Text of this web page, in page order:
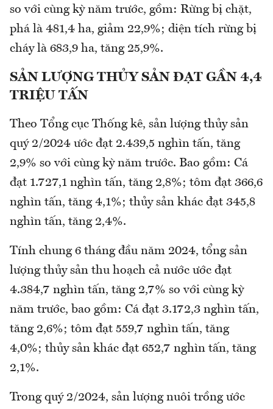
so với cùng kỳ năm trước, gồm: Rừng bị chặt,
phá là 481,4 ha, giảm 22,9%; diện tích rừng bị
cháy là 683,9 ha, tăng 25,9%.
SẢN LƯỢNG THỦY SẢN ĐẠT GẦN 4,4
TRIỆU TẤN
Theo Tổng cục Thống kê, sản lượng thủy sản
quý 2/2024 ước đạt 2.439,5 nghìn tấn, tăng
2,9% so với cùng kỳ năm trước. Bao gồm: Cá
đạt 1.727,1 nghìn tấn, tăng 2,8%; tôm đạt 366,6
nghìn tấn, tăng 4,1%; thủy sản khác đạt 345,8
nghìn tấn, tăng 2,4%.
Tính chung 6 tháng đầu năm 2024, tổng sản
lượng thủy sản thu hoạch cả nước ước đạt
4.384,7 nghìn tấn, tăng 2,7% so với cùng kỳ
năm trước, bao gồm: Cá đạt 3.172,3 nghìn tấn,
tăng 2,6%; tôm đạt 559,7 nghìn tấn, tăng
4,0%; thủy sản khác đạt 652,7 nghìn tấn, tăng
2,1%.
Trong quý 2/2024, sản lượng nuôi trồng ước